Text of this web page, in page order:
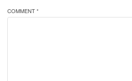
COMMENT *